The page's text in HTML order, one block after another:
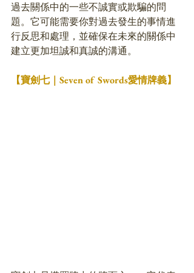
過去關係中的一些不誠實或欺騙的問
題。它可能需要你對過去發生的事情進
行反思和處理，並確保在未來的關係中
建立更加坦誠和真誠的溝通。
【寶劍七｜Seven of Swords愛情牌義】